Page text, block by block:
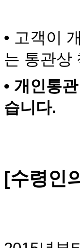
• 고객이
는 통관상
• 개인통
습니다.
[수령인